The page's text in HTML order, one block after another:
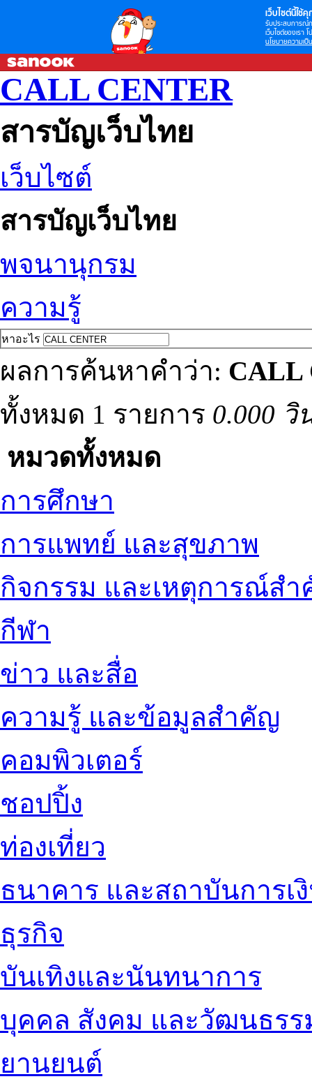
เว็บไซต์นี้ใช้คุ
รับประสบการณ์
เว็บไซต์ของเรา
นโยบายความเป็
CALL CENTER
สารบัญเว็บไทย
เว็บไซต์
สารบัญเว็บไทย
พจนานุกรม
ความรู้
หาอะไร
ผลการค้นหาคำว่า: CALL
ทั้งหมด 1 รายการ 0.000 วิ
หมวดทั้งหมด
การศึกษา
การแพทย์ และสุขภาพ
กิจกรรม และเหตุการณ์ส
กีฬา
ข่าว และสื่อ
ความรู้ และข้อมูลสำคัญ
คอมพิวเตอร์
ชอปปิ้ง
ท่องเที่ยว
ธนาคาร และสถาบันการเ
ธุรกิจ
บันเทิงและนันทนาการ
บุคคล สังคม และวัฒนธรร
ยานยนต์